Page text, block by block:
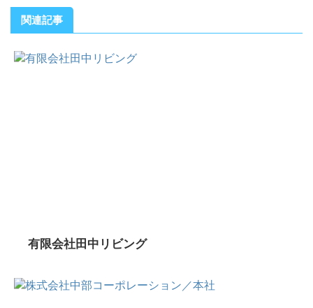
関連記事
有限会社田中リビング